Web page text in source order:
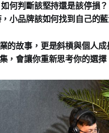
何判斷該堅持還是該停損？
小品牌該如何找到自己的藍
的故事，更是斜槓與個人
，會讓你重新思考你的選擇